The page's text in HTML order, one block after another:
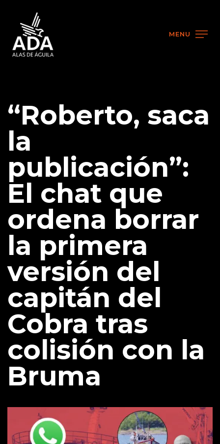
MENU
“Roberto, saca
la
publicación”:
El chat que
ordena borrar
la primera
versión del
capitán del
Cobra tras
colisión con la
Bruma